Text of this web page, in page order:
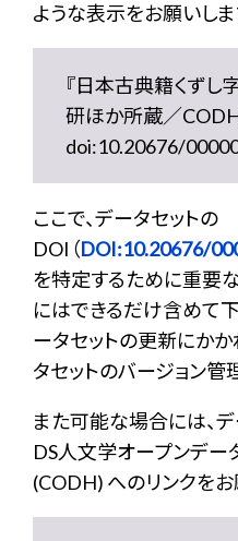
ような表示をお願いしま
『日本古典籍くずし
研ほか所蔵／CODH
doi:10.20676/
ここで、データセットの
DOI（DOI:10.20676/
を特定するために重要
にはできるだけ含めて
ータセットの更新にか
タセットのバージョン管
また可能な場合には、
DS人文学オープンデー
(CODH) へのリンクをお